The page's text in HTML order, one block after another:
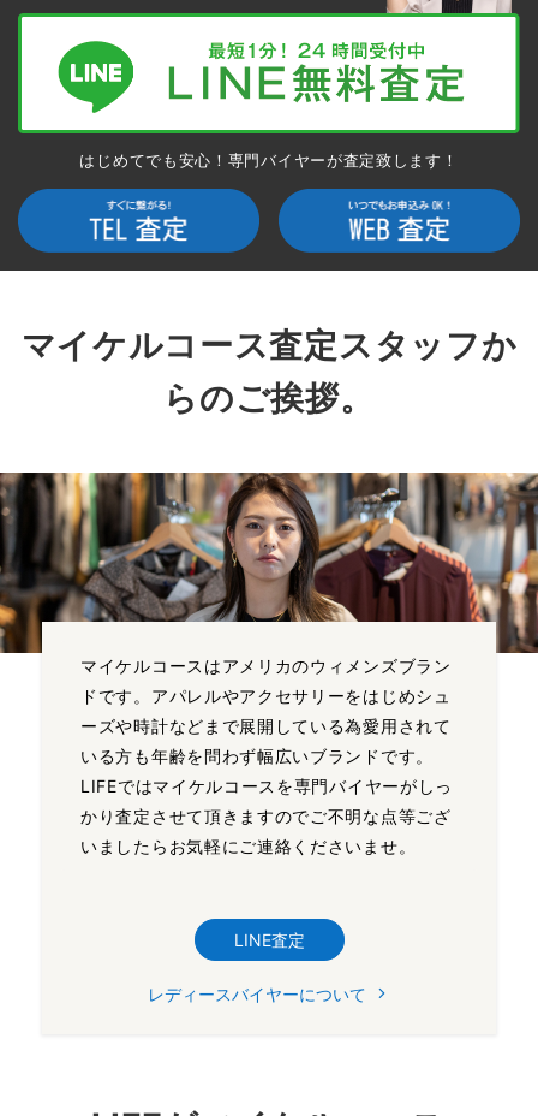
はじめてでも安心！専門バイヤーが査定致します！
マイケルコース査定スタッフか
らのご挨拶。
マイケルコースはアメリカのウィメンズブラン
ドです。アパレルやアクセサリーをはじめシュ
ーズや時計などまで展開している為愛用されて
いる方も年齢を問わず幅広いブランドです。
LIFEではマイケルコースを専門バイヤーがしっ
かり査定させて頂きますのでご不明な点等ござ
いましたらお気軽にご連絡くださいませ。
LINE査定
レディースバイヤーについて